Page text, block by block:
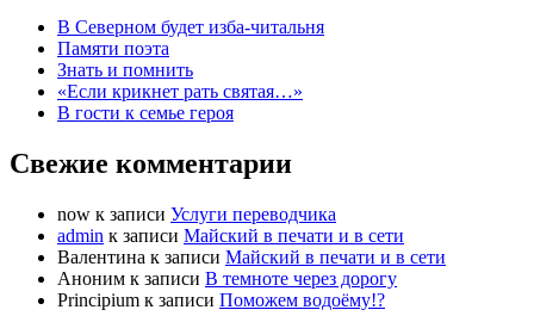
В Северном будет изба-читальня
Памяти поэта
Знать и помнить
«Если крикнет рать святая…»
В гости к семье героя
Свежие комментарии
now к записи Услуги переводчика
admin к записи Майский в печати и в сети
Валентина к записи Майский в печати и в сети
Аноним к записи В темноте через дорогу
Principium к записи Поможем водоёму!?